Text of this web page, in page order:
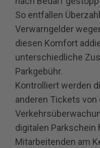
So entfallen
Verwarngelder
diesen Komfort
unterschiedliche
Parkgebühr.
Kontrolliert werden
anderen Tickets
digitalen Parkschein
Mitarbeitenden am